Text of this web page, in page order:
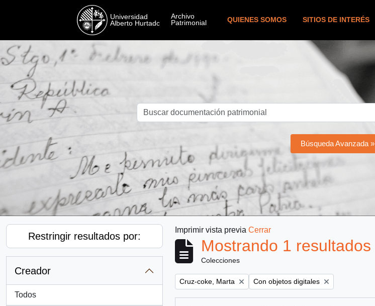
QUIENES SOMOS SITIOS DE INTERÉS
Búsqueda Avanzada »
Restringir resultados por:
Creador
Todos
Imprimir vista previa Cerrar
Mostrando 1 resultados
Colecciones
Remove filter:
Cruz-coke, Marta Remove filter:
Con objetos digitales